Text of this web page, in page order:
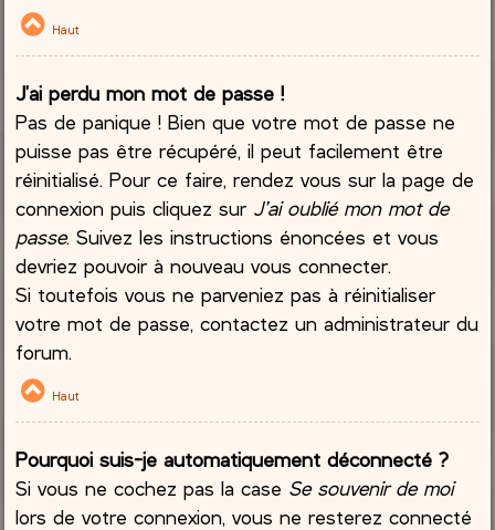
Haut
J’ai perdu mon mot de passe !
Pas de panique ! Bien que votre mot de passe ne
puisse pas être récupéré, il peut facilement être
réinitialisé. Pour ce faire, rendez vous sur la page de
connexion puis cliquez sur J’ai oublié mon mot de
passe. Suivez les instructions énoncées et vous
devriez pouvoir à nouveau vous connecter.
Si toutefois vous ne parveniez pas à réinitialiser
votre mot de passe, contactez un administrateur du
forum.
Haut
Pourquoi suis-je automatiquement déconnecté ?
Si vous ne cochez pas la case Se souvenir de moi
lors de votre connexion, vous ne resterez connecté